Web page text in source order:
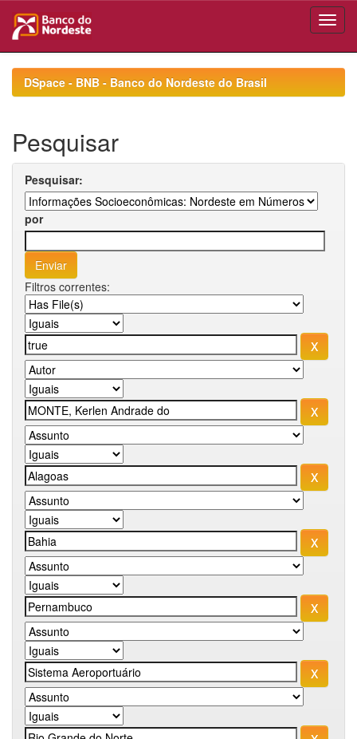
navigationDSpace - BNB - Banco do Nordeste do Brasil
Pesquisar
Pesquisar:
por
Filtros correntes: